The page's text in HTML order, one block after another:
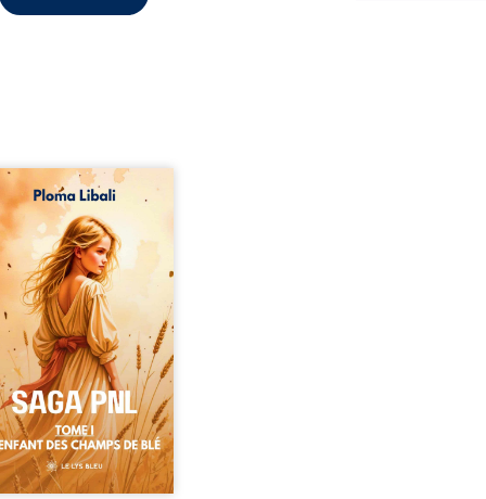
les champs
vibraient sous le
les enfants couraient
les blés. Puis la couronne
genou, livrant son
à l’ombre d’Ivorny. À
Luwel aurait pu
dans les ruines de
; pourtant, sous les
d’un temple oublié, des
lui tendirent la main.
eux, Atos, général sans
trône mais habité par ...